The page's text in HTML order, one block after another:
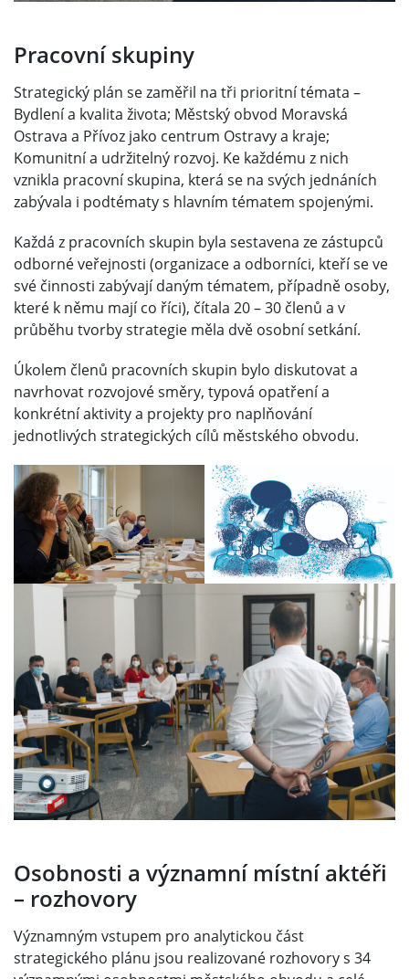
Pracovní skupiny
Strategický plán se zaměřil na tři prioritní témata –
Bydlení a kvalita života; Městský obvod Moravská
Ostrava a Přívoz jako centrum Ostravy a kraje;
Komunitní a udržitelný rozvoj. Ke každému z nich
vznikla pracovní skupina, která se na svých jednáních
zabývala i podtématy s hlavním tématem spojenými.
Každá z pracovních skupin byla sestavena ze zástupců
odborné veřejnosti (organizace a odborníci, kteří se ve
své činnosti zabývají daným tématem, případně osoby,
které k němu mají co říci), čítala 20 – 30 členů a v
průběhu tvorby strategie měla dvě osobní setkání.
Úkolem členů pracovních skupin bylo diskutovat a
navrhovat rozvojové směry, typová opatření a
konkrétní aktivity a projekty pro naplňování
jednotlivých strategických cílů městského obvodu.
Osobnosti a významní místní aktéři
– rozhovory
Významným vstupem pro analytickou část
strategického plánu jsou realizované rozhovory s 34